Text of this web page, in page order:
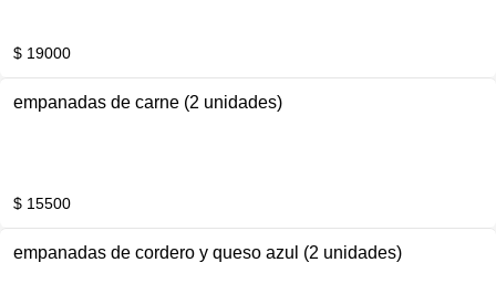
$ 19000
empanadas de carne (2 unidades)
$ 15500
empanadas de cordero y queso azul (2 unidades)